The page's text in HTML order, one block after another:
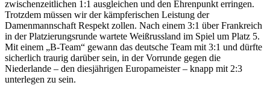
zwischenzeitlichen 1:1 ausgleichen und den Ehrenpunkt erringen.
Trotzdem müssen wir der kämpferischen Leistung der
Damenmannschaft Respekt zollen. Nach einem 3:1 über Frankreich
in der Platzierungsrunde wartete Weißrussland im Spiel um Platz 5.
Mit einem „B-Team“ gewann das deutsche Team mit 3:1 und dürfte
sicherlich traurig darüber sein, in der Vorrunde gegen die
Niederlande – den diesjährigen Europameister – knapp mit 2:3
unterlegen zu sein.